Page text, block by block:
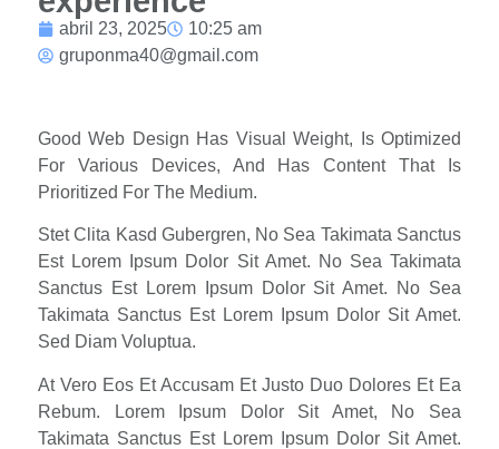
abril 23, 2025
10:25 am
gruponma40@gmail.com
Good Web Design Has Visual Weight, Is Optimized
For Various Devices, And Has Content That Is
Prioritized For The Medium.
Stet Clita Kasd Gubergren, No Sea Takimata Sanctus
Est Lorem Ipsum Dolor Sit Amet. No Sea Takimata
Sanctus Est Lorem Ipsum Dolor Sit Amet. No Sea
Takimata Sanctus Est Lorem Ipsum Dolor Sit Amet.
Sed Diam Voluptua.
At Vero Eos Et Accusam Et Justo Duo Dolores Et Ea
Rebum. Lorem Ipsum Dolor Sit Amet, No Sea
Takimata Sanctus Est Lorem Ipsum Dolor Sit Amet.